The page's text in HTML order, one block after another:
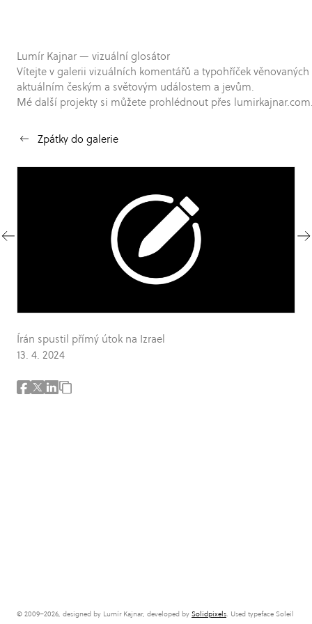
Lumír Kajnar — vizuální glosátor
Vítejte v galerii vizuálních komentářů a typohříček věnovaných
aktuálním českým a světovým událostem a jevům.
Mé další projekty si můžete prohlédnout přes
Zpátky do galerie
Írán spustil přímý útok na Izrael
13. 4. 2024
© 2009–2026, designed by Lumír Kajnar, developed by Solidpixels. Used typeface Soleil